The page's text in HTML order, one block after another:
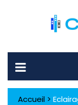
Accueil >